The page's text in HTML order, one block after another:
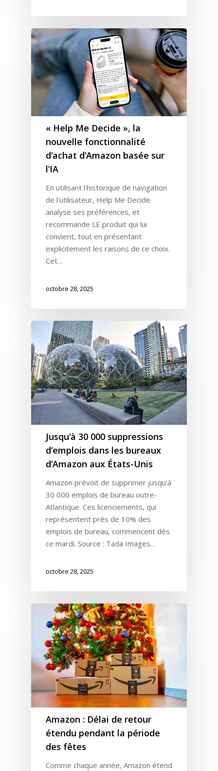
« Help Me Decide », la
nouvelle fonctionnalité
d’achat d’Amazon basée sur
l’IA
En utilisant l'historique de navigation
de l'utilisateur, Help Me Decide
analyse ses préférences, et
recommande LE produit qui lui
convient, tout en présentant
explicitement les raisons de ce choix.
Cet…
octobre 28, 2025
Jusqu’à 30 000 suppressions
d’emplois dans les bureaux
d’Amazon aux États-Unis
Amazon prévoit de supprimer jusqu'à
30 000 emplois de bureau outre-
Atlantique. Ces licenciements, qui
représentent près de 10% des
emplois de bureau, commencent dès
ce mardi. Source : Tada Images…
octobre 28, 2025
Amazon : Délai de retour
étendu pendant la période
des fêtes
Comme chaque année, Amazon étend
Expertises
Stratégie
Publicité
Pilotage
Solutions
Gestion Publicitaire
Amazon
Reporting
Gestion des Reviews
Agence
L’Equipe
Nos Clients
Presse
Agence Amazon Ads
Partner
Revue de Presse
Articles
Amazon Advertising
Ressources
Webinar
Livres Blanc
Nos Podcasts
Contact
Krooga SAS